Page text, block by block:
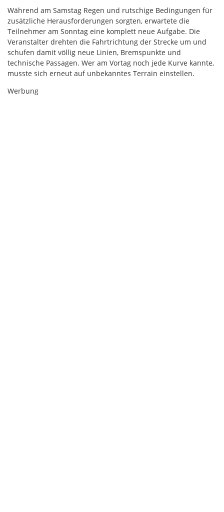
Während am Samstag Regen und rutschige Bedingungen für
zusätzliche Herausforderungen sorgten, erwartete die
Teilnehmer am Sonntag eine komplett neue Aufgabe. Die
Veranstalter drehten die Fahrtrichtung der Strecke um und
schufen damit völlig neue Linien, Bremspunkte und
technische Passagen. Wer am Vortag noch jede Kurve kannte,
musste sich erneut auf unbekanntes Terrain einstellen.
Werbung